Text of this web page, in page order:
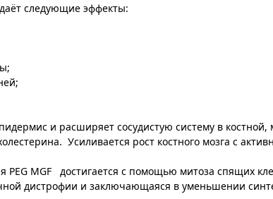
следующие эффекты:
и расширяет сосудистую систему в
Усиливается рост костного мозга с
PEG MGF достигается с помощью митоза спящих
дистрофии и заключающаяся в уменьшении